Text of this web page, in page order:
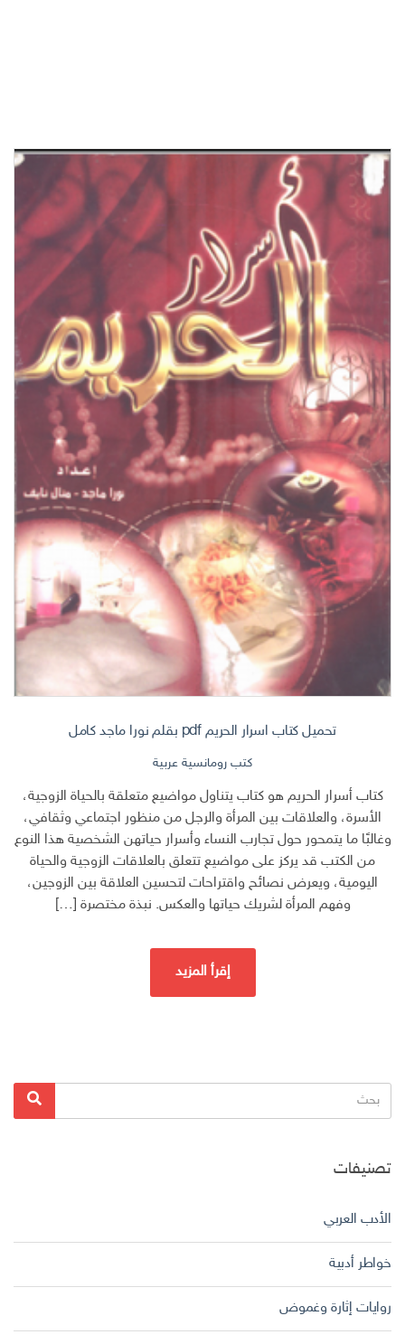
تحميل كتاب اسرار الحريم pdf بقلم نورا ماجد كامل
كتب رومانسية عربية
كتاب أسرار الحريم هو كتاب يتناول مواضيع متعلقة بالحياة الزوجية،
الأسرة، والعلاقات بين المرأة والرجل من منظور اجتماعي وثقافي،
وغالبًا ما يتمحور حول تجارب النساء وأسرار حياتهن الشخصية هذا النوع
من الكتب قد يركز على مواضيع تتعلق بالعلاقات الزوجية والحياة
اليومية، ويعرض نصائح واقتراحات لتحسين العلاقة بين الزوجين،
وفهم المرأة لشريك حياتها والعكس. نبذة مختصرة […]
إقرأ المزيد
البحث
عن:
بحث
تصنيفات
الأدب العربي
خواطر أدبية
روايات إثارة وغموض